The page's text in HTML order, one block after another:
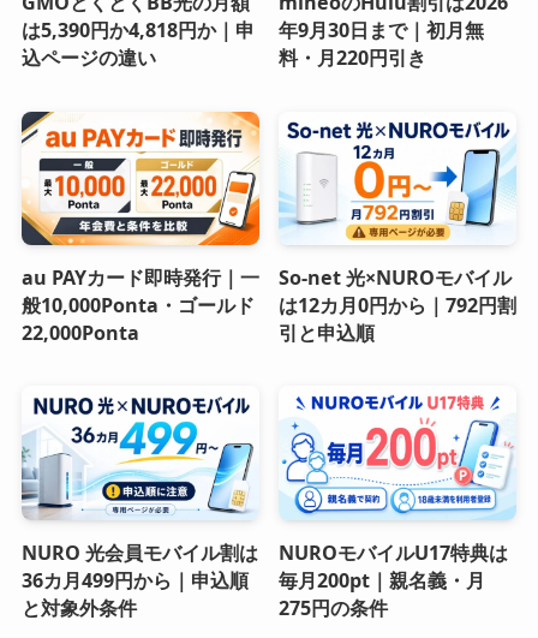
は5,390円か4,818円か｜申
込ページの違い
年9月30日まで｜初月無
料・月220円引き
au PAYカード即時発行｜一
般10,000Ponta・ゴールド
22,000Ponta
So-net 光×NUROモバイル
は12カ月0円から｜792円割
引と申込順
NURO 光会員モバイル割は
36カ月499円から｜申込順
と対象外条件
NUROモバイルU17特典は
毎月200pt｜親名義・月
275円の条件